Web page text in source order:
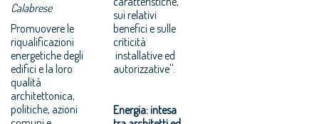
Calabrese
Promuovere le
riqualificazioni
energetiche degli
edifici e la loro
qualità
architettonica,
politiche, azioni
sui relativi
benefici e sulle
criticità
installative ed
autorizzative''.
Energia: intesa